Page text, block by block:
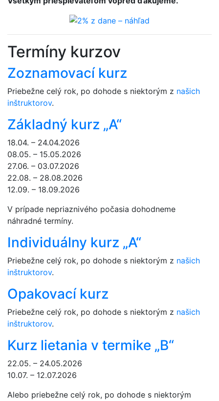
Termíny kurzov
Zoznamovací kurz
Priebežne celý rok, po dohode s niektorým z našich
inštruktorov.
Základný kurz „A“
18.04. – 24.04.2026
08.05. – 15.05.2026
27.06. – 03.07.2026
22.08. – 28.08.2026
12.09. – 18.09.2026
V prípade nepriaznivého počasia dohodneme
náhradné termíny.
Individuálny kurz „A“
Priebežne celý rok, po dohode s niektorým z našich
inštruktorov.
Opakovací kurz
Priebežne celý rok, po dohode s niektorým z našich
inštruktorov.
Kurz lietania v termike „B“
22.05. – 24.05.2026
10.07. – 12.07.2026
Alebo priebežne celý rok, po dohode s niektorým